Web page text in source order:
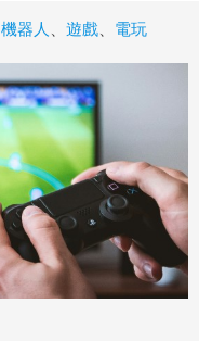
機器人 遊戲 電玩